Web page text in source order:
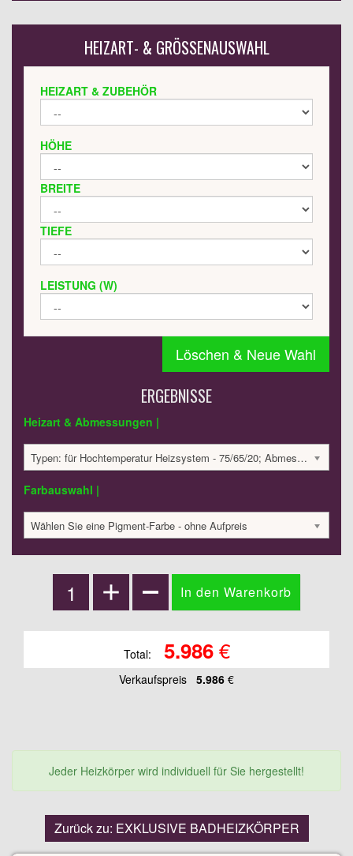
HEIZART- & GRÖSSENAUSWAHL
HEIZART & ZUBEHÖR
HÖHE
BREITE
TIEFE
LEISTUNG (W)
Löschen & Neue Wahl
ERGEBNISSE
Heizart & Abmessungen |
Typen: für Hochtemperatur Heizsystem - 75/65/20; Abmessungen: 800x1280x30 mm; 907 Watt:; 5985.7 €
Farbauswahl |
Wählen Sie eine Pigment-Farbe - ohne Aufpreis
Total: 5.986€
Verkaufspreis 5.986 €
Jeder Heizkörper wird individuell für Sie hergestellt!
Zurück zu: EXKLUSIVE BADHEIZKÖRPER